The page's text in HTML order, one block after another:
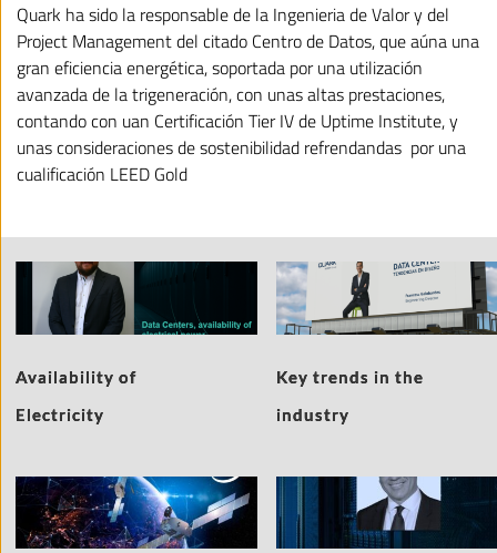
Quark ha sido la responsable de la Ingenieria de Valor y del
Project Management del citado Centro de Datos, que aúna una
gran eficiencia energética, soportada por una utilización
avanzada de la trigeneración, con unas altas prestaciones,
contando con uan Certificación Tier IV de Uptime Institute, y
unas consideraciones de sostenibilidad refrendandas por una
cualificación LEED Gold
Availability of
Electricity
Key trends in the
industry